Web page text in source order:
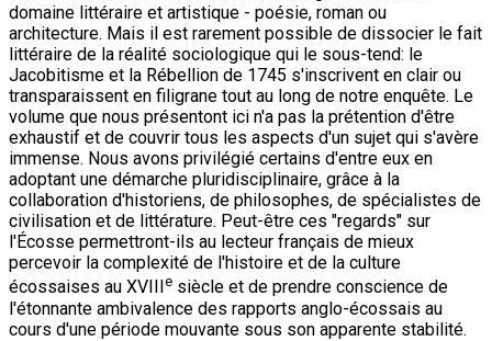
domaine littéraire et artistique - poésie, roman ou
architecture. Mais il est rarement possible de dissocier le fait
littéraire de la réalité sociologique qui le sous-tend: le
Jacobitisme et la Rébellion de 1745 s'inscrivent en clair ou
transparaissent en filigrane tout au long de notre enquête. Le
volume que nous présentont ici n'a pas la prétention d'être
exhaustif et de couvrir tous les aspects d'un sujet qui s'avère
immense. Nous avons privilégié certains d'entre eux en
adoptant une démarche pluridisciplinaire, grâce à la
collaboration d'historiens, de philosophes, de spécialistes de
civilisation et de littérature. Peut-être ces "regards" sur
l'Écosse permettront-ils au lecteur français de mieux
percevoir la complexité de l'histoire et de la culture
écossaises au XVIII
e siècle et de prendre conscience de
l'étonnante ambivalence des rapports anglo-écossais au
cours d'une période mouvante sous son apparente stabilité.